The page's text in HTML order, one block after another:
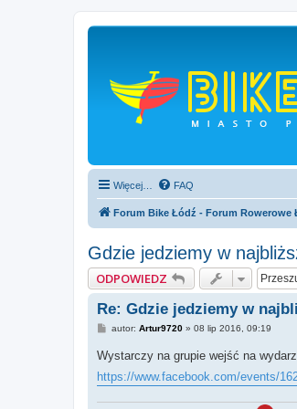
Więcej… FAQ
Forum Bike Łódź - Forum Rowerowe
Gdzie jedziemy w
ODPOWIEDZ
Re: Gdzie jedziemy w
P
s
t
autor: Artur9720» 08 lip 2016, 09:19
Wystarczy na grupie wejść na
https://www.facebook.com/events/